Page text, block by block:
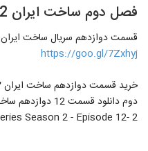
فصل دوم ساخت ایران 2'
قسمت دوازدهم سریال ساخت ایران 2 فصل دوم -->
https://goo.gl/7Zxhyj
دوم دانلود قسمت 12 دوازدهم ساخت ایران
2 -Sakhteh iran Series Season 2 - Episode 12